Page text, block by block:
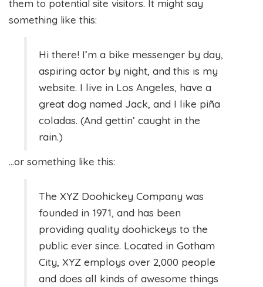
them to potential site visitors. It might say
something like this:
Hi there! I’m a bike messenger by day,
aspiring actor by night, and this is my
website. I live in Los Angeles, have a
great dog named Jack, and I like piña
coladas. (And gettin’ caught in the
rain.)
…or something like this:
The XYZ Doohickey Company was
founded in 1971, and has been
providing quality doohickeys to the
public ever since. Located in Gotham
City, XYZ employs over 2,000 people
and does all kinds of awesome things